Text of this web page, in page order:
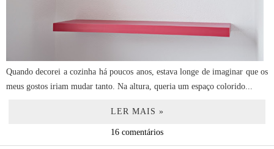
Quando decorei a cozinha há poucos anos, estava longe de imaginar que os
meus gostos iriam mudar tanto. Na altura, queria um espaço colorido...
LER MAIS »
16 comentários